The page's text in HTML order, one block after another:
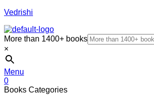
Vedrishi
More than 1400+ books
×
Menu
0
Books Categories